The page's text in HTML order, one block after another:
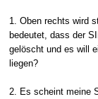
1. Oben rechts wird
bedeutet, dass der
gelöscht und es will
liegen?
2. Es scheint meine